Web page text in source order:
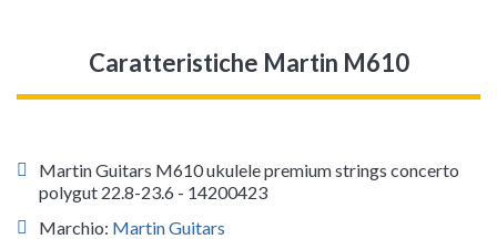
Caratteristiche Martin M610
Martin Guitars M610 ukulele premium strings concerto
polygut 22.8-23.6 - 14200423
Marchio: Martin Guitars